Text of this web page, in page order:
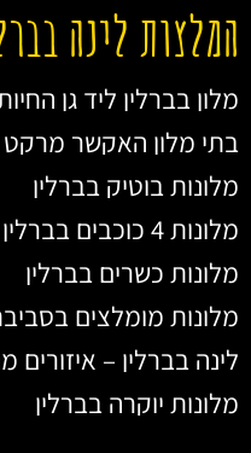
המלצות לינה
מלון בברלין ליד גן
בתי מלון האקשר מרקט
מלונות בוטיק בברלין
מלונות 4 כוכבים בברלין
מלונות כשרים בברלין
מלונות מומלצים
לינה בברלין –
מלונות יוקרה בברלין